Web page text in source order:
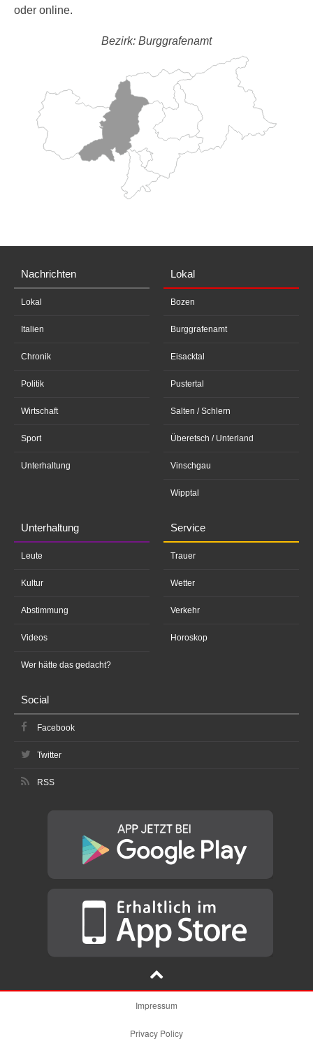
oder online.
Bezirk: Burggrafenamt
Nachrichten
Lokal
Italien
Chronik
Politik
Wirtschaft
Sport
Unterhaltung
Lokal
Bozen
Burggrafenamt
Eisacktal
Pustertal
Salten / Schlern
Überetsch / Unterland
Vinschgau
Wipptal
Unterhaltung
Leute
Kultur
Abstimmung
Videos
Wer hätte das gedacht?
Service
Trauer
Wetter
Verkehr
Horoskop
Social
Facebook
Twitter
RSS
Impressum
Privacy Policy